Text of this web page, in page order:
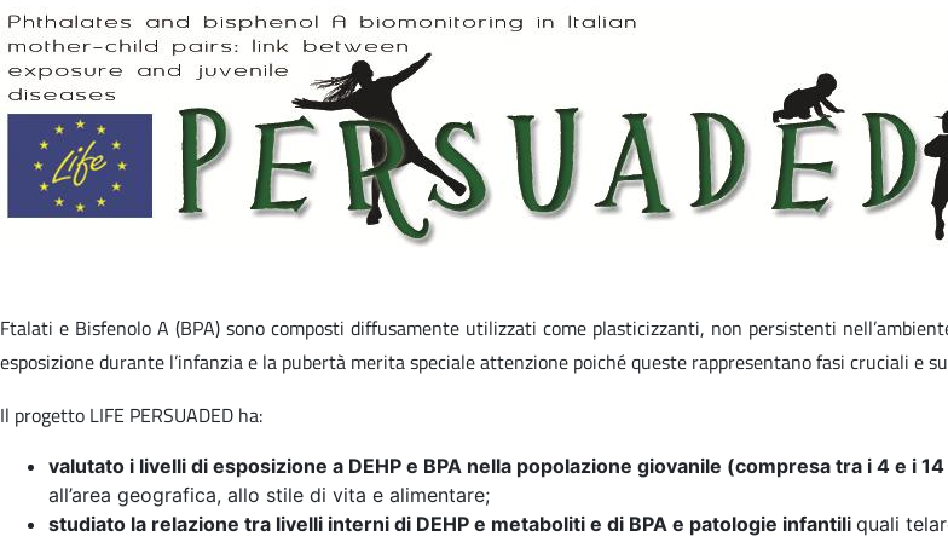
Ftalati e Bisfenolo A (BPA) sono composti diffusamente utilizzati come plasticizzanti, non persistenti
esposizione durante l’infanzia e la pubertà merita speciale attenzione poiché queste rappresentano fasi cruciali e
Il progetto LIFE PERSUADED ha:
valutato i livelli di esposizione a DEHP e BPA nella popolazione giovanile (compresa tra i 4 e i
all’area geografica, allo stile di vita e alimentare;
studiato la relazione tra livelli interni di DEHP e metaboliti e di BPA e patologie infantili quali